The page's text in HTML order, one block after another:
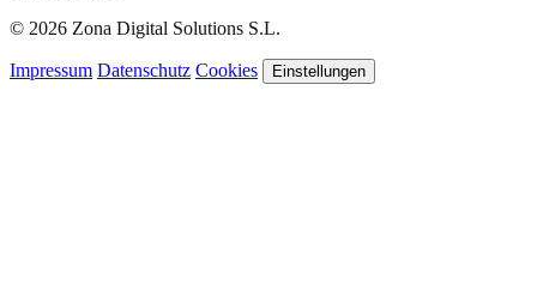
© 2026 Zona Digital Solutions S.L.
Impressum Datenschutz Cookies Einstellungen